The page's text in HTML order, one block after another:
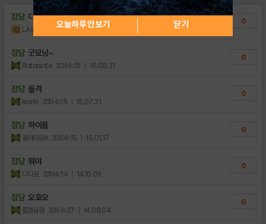
잡담 디바인이랑 뭔관계지
LAsahi 조회수:11 | 18.11.26
0
잡담 굿모닝~
Ristorante 조회수:15 | 16.08.31
0
잡담 돌격
kirate 조회수:15 | 15.07.31
0
잡담 하이욤
광야미르K 조회수:15 | 15.01.17
0
잡담 뭐야
디디르 조회수:14 | 14.10.09
0
잡담 오호오
즐겜유졍 조회수:27 | 14.08.04
0
오늘하루 안보기 닫기